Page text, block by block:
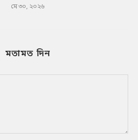
মে ৩০, ২০২৬
মতামত দিন